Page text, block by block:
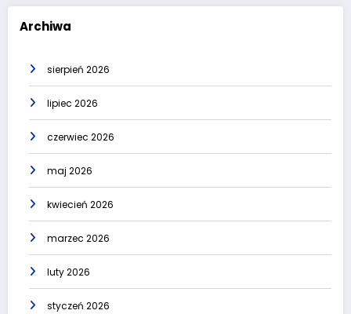
Archiwa
sierpień 2026
lipiec 2026
czerwiec 2026
maj 2026
kwiecień 2026
marzec 2026
luty 2026
styczeń 2026